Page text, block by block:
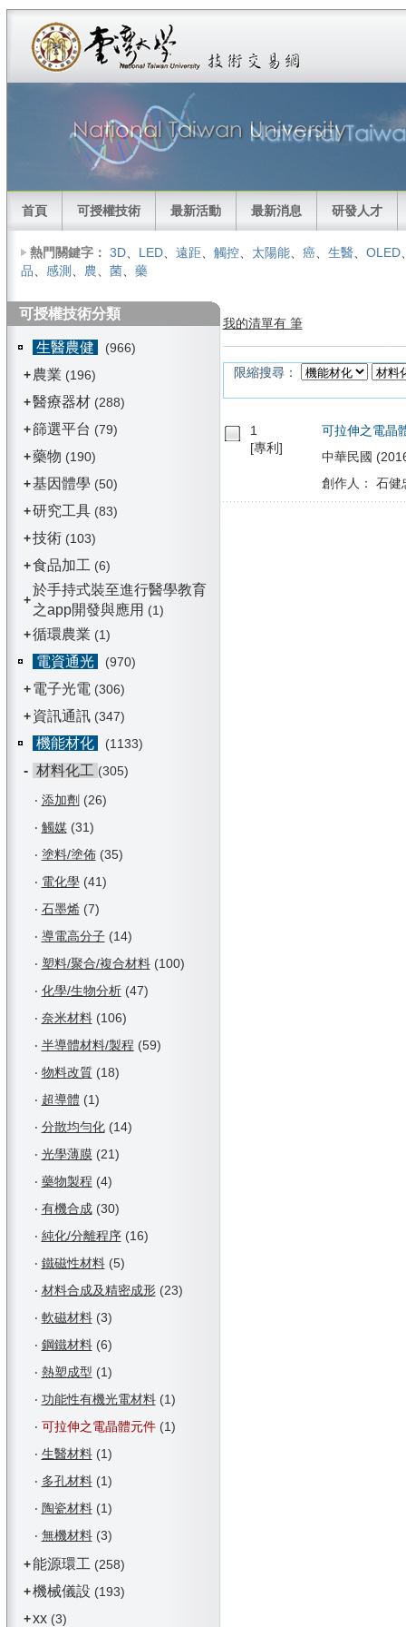
首頁 可授權技術 最新活動 最新消息 研發人才
熱門關鍵字： 3D、 LED、 遠距、 觸控、 太陽能、 癌、 生醫、 OLED
品、 感測 、 農、 菌、 藥
可授權技術分類
生醫農健
(966)
+ 農業 (196)
+醫療器材 (288)
+篩選平台 (79)
+藥物 (190)
+基因體學 (50)
+研究工具(83)
+技術(103)
+食品加工 (6)
+
於手持式裝至進行醫學教育
之app開發與應用 (1)
+循環農業 (1)
電資通光
(970)
+ 電子光電 (306)
+ 資訊通訊(347)
機能材化 (1133)
- 材料化工 (305)
‧ 添加劑 (26)
‧ 觸媒(31)
‧ 塗料/塗佈(35)
‧ 電化學(41)
‧ 石墨烯(7)
‧ 導電高分子(14)
‧ 塑料/聚合/複合材料(100)
‧ 化學/生物分析(47)
‧ 奈米材料(106)
‧ 半導體材料/製程 (59)
‧ 物料改質(18)
‧ 超導體 (1)
‧ 分散均勻化(14)
‧ 光學薄膜(21)
‧ 藥物製程 (4)
‧ 有機合成(30)
‧ 純化/分離程序(16)
‧ 鐵磁性材料(5)
‧ 材料合成及精密成形(23)
‧ 軟磁材料(3)
‧ 鋼鐵材料(6)
‧ 熱塑成型 (1)
‧ 功能性有機光電材料(1)
‧ 可拉伸之電晶體元件(1)
‧ 生醫材料(1)
‧ 多孔材料(1)
‧ 陶瓷材料(1)
‧ 無機材料(3)
+能源環工 (258)
+機械儀設 (193)
+xx(3)
我的清單有 筆
限縮搜尋：
1
[專利]
可拉伸之電晶
中華民國
創作人： 石